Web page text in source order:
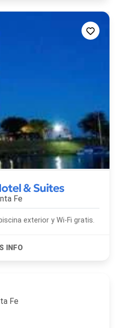
& Suites
Fe
El alojamiento cuenta con piscina exterior y Wi-Fi gratis.
Fe